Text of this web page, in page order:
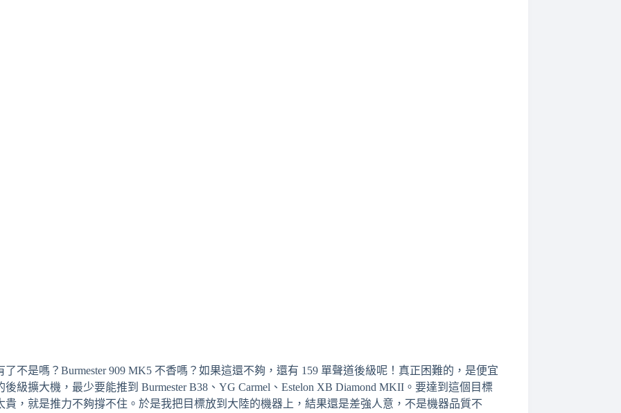
不是嗎？Burmester 909 MK5 不香嗎？如果這還不夠，還有 159 單聲道後級呢！真正困難的，是便宜
級擴大機，最少要能推到 Burmester B38、YG Carmel、Estelon XB Diamond MKII。要達到這個目標
，就是推力不夠撐不住。於是我把目標放到大陸的機器上，結果還是差強人意，不是機器品質不